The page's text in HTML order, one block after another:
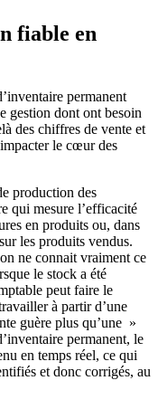
fiable en
permanent
gestion dont ont besoin
des chiffres de vente et
le cœur des
production des
qui mesure l’efficacité
en produits ou, dans
les produits vendus.
ne connait vraiment ce
le stock a été
peut faire le
à partir d’une
guère plus qu’une »
permanent, le
en temps réel, ce qui
et donc corrigés, au